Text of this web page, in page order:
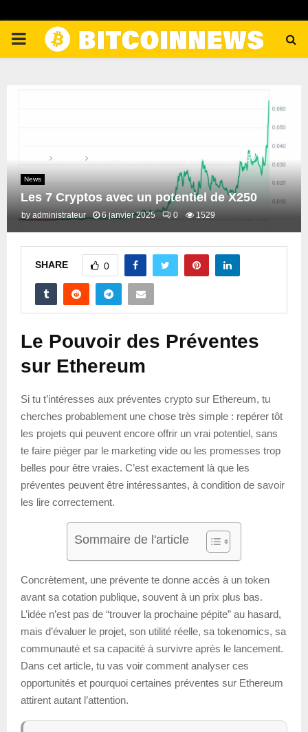
PRIMARY
Les 7 Cryptos avec un potentiel de X250
News
Les 7 Cryptos avec un potentiel de X250
by administrateur 6 janvier 2025 0 1529
SHARE 0
Le Pouvoir des Préventes
sur Ethereum
Si tu t’intéresses aux préventes crypto sur Ethereum, tu
cherches probablement une chose très simple : repérer tôt
les projets qui peuvent encore offrir un vrai potentiel, sans
te faire piéger par le marketing vide ou les promesses trop
belles pour être vraies. C’est exactement là que les
préventes peuvent être intéressantes, à condition de savoir
les lire correctement.
Sommaire de l'article
Concrètement, une prévente te donne accès à un token
avant sa cotation publique, souvent à un prix plus bas.
L’idée n’est pas de “trouver la prochaine pépite” au hasard,
mais d’évaluer le projet, son utilité réelle, sa tokenomics, sa
communauté et sa capacité à survivre après le lancement.
Dans cet article, tu vas voir comment analyser ces
opportunités et pourquoi certaines préventes sur Ethereum
attirent autant l’attention.